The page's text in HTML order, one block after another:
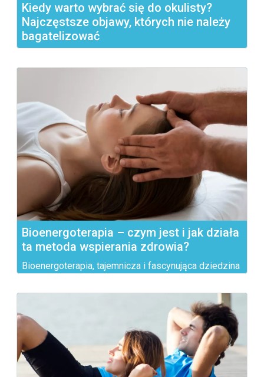
Kiedy warto wybrać się do okulisty?
Najczęstsze objawy, których nie należy
bagatelizować
wizyta...
Bioenergoterapia – czym jest i jak działa
ta metoda wspierania zdrowia?
Bioenergoterapia, tajemnicza i fascynująca dziedzina